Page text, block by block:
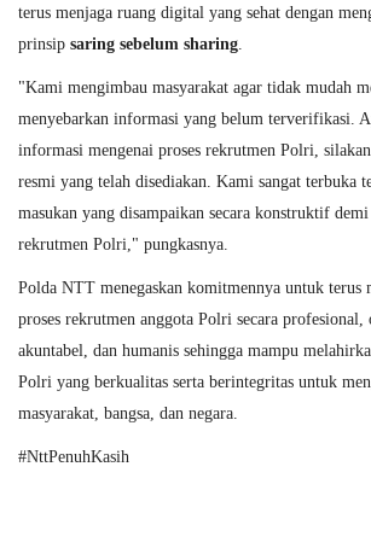
terus menjaga ruang digital yang sehat dengan
prinsip saring sebelum sharing.
"Kami mengimbau masyarakat agar tidak mudah
menyebarkan informasi yang belum terverifikasi.
informasi mengenai proses rekrutmen Polri,
resmi yang telah disediakan. Kami sangat terbuka
masukan yang disampaikan secara konstruktif
rekrutmen Polri," pungkasnya.
Polda NTT menegaskan komitmennya untuk terus
proses rekrutmen anggota Polri secara
akuntabel, dan humanis sehingga mampu
Polri yang berkualitas serta berintegritas untuk
masyarakat, bangsa, dan negara.
#NttPenuhKasih